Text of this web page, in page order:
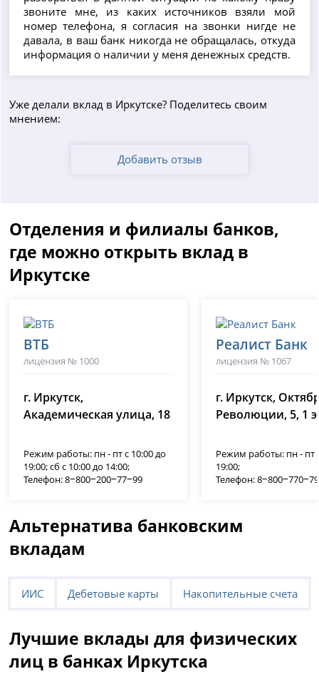
звоните мне, из каких источников взяли мой
номер телефона, я согласия на звонки нигде не
давала, в ваш банк никогда не обращалась, откуда
информация о наличии у меня денежных средств.
Уже делали вклад в Иркутске? Поделитесь своим
мнением:
Добавить отзыв
Отделения и филиалы банков,
где можно открыть вклад в
Иркутске
ВТБ
лицензия № 1000
г. Иркутск,
Академическая улица, 18
Режим работы: пн - пт с 10:00 до
19:00; сб с 10:00 до 14:00;
Телефон: 8‒800‒200‒77‒99
Реалист Банк
лицензия № 1067
г. Иркутск,
Революции, 5, 1
Режим работы: пн - пт
19:00;
Телефон:
Альтернатива банковским
вкладам
ИИС Дебетовые карты Накопительные счета
Лучшие вклады для физических
лиц в банках Иркутска